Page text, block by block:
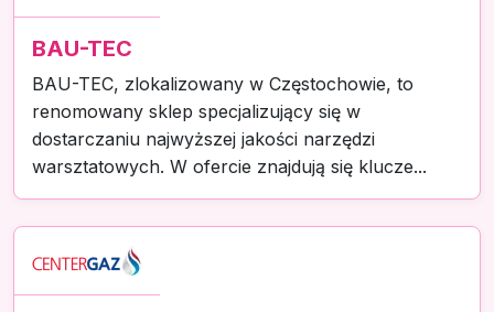
BAU-TEC
BAU-TEC, zlokalizowany w Częstochowie, to
renomowany sklep specjalizujący się w
dostarczaniu najwyższej jakości narzędzi
warsztatowych. W ofercie znajdują się klucze...